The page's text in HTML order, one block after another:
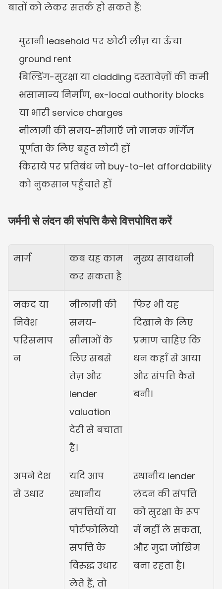
बातों को लेकर सतर्क हो सकते हैं:
पुरानी leasehold पर छोटी लीज़ या ऊँचा
ground rent
बिल्डिंग-सुरक्षा या cladding दस्तावेज़ों की कमी
असामान्य निर्माण, ex-local authority blocks
या भारी service charges
नीलामी की समय-सीमाएँ जो मानक मॉर्गेज
पूर्णता के लिए बहुत छोटी हों
किराये पर प्रतिबंध जो buy-to-let affordability
को नुकसान पहुँचाते हों
जर्मनी से लंदन की संपत्ति कैसे वित्तपोषित करें
मार्ग
कब यह काम
कर सकता है
मुख्य सावधानी
नकद या
निवेश
परिसमाप
न
नीलामी की
समय-
सीमाओं के
लिए सबसे
तेज़ और
lender
valuation
देरी से बचाता
है।
फिर भी यह
दिखाने के लिए
प्रमाण चाहिए कि
धन कहाँ से आया
और संपत्ति कैसे
बनी।
अपने देश
से उधार
यदि आप
स्थानीय
संपत्तियों या
पोर्टफोलियो
संपत्ति के
विरुद्ध उधार
लेते हैं, तो
स्थानीय lender
लंदन की संपत्ति
को सुरक्षा के रूप
में नहीं ले सकता,
और मुद्रा जोखिम
बना रहता है।